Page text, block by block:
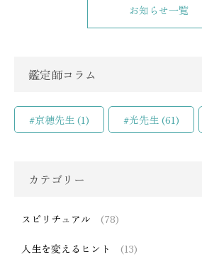
お知らせ一覧
鑑定師コラム
#京穂先生 (1) #光先生 (61)
カテゴリー
スピリチュアル (78)
人生を変えるヒント (13)